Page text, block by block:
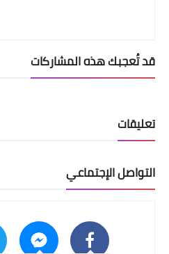
قد تُعجبك هذه المشاركات
تعليقات
التواصل الإجتماعي